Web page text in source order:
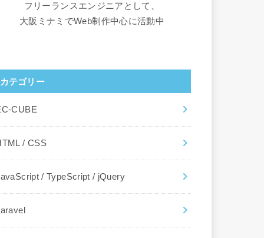
フリーランスエンジニアとして、
大阪ミナミでWeb制作中心に活動中
カテゴリー
CUBE
/ CSS
/ TypeScript / jQuery